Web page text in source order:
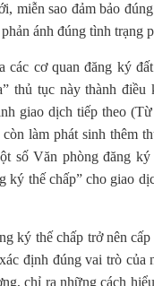
sao đảm bảo
ánh đúng tình trạng
các cơ quan đăng ký
thủ tục này thành
giao dịch tiếp theo
làm phát sinh thêm
số Văn phòng đăng
ký thế chấp” cho giao
ký thế chấp trở nên
định đúng vai trò
chỉ ra những cách